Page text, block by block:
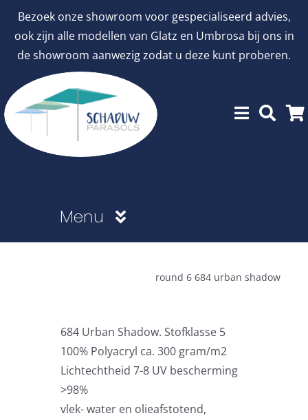
Bezoek onze showroom voor gespecialiseerd advies,
ook zijn alle modellen van Glatz en Umbrosa bij ons in
de showroom aanwezig zodat u deze kunt proberen.
inhoud
Menu
Zweefparasols
round 6 684 urban shadow
684 Urban Shadow. Stofklasse 5
100% Polyacryl ca. 300 gram/m2
Lichtechtheid 7-8 UV bescherming
>98%
vlek- water en olieafstotend,